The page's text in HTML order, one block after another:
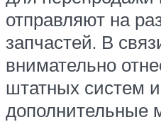
отправляют на
запчастей. В
внимательно
штатных систем
дополнительные